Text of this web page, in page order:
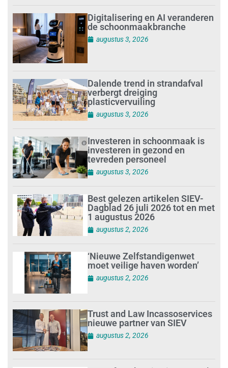
Digitalisering en AI veranderen
de schoonmaakbranche
augustus 3, 2026
Dalende trend in strandafval
verbergt dreiging
plasticvervuiling
augustus 3, 2026
Investeren in schoonmaak is
investeren in gezond en
tevreden personeel
augustus 3, 2026
Best gelezen artikelen SIEV-
Dagblad 26 juli 2026 tot en met
1 augustus 2026
augustus 2, 2026
‘Nieuwe Zelfstandigenwet
moet veilige haven worden’
augustus 2, 2026
Trust and Law Incassoservices
nieuwe partner van SIEV
augustus 2, 2026